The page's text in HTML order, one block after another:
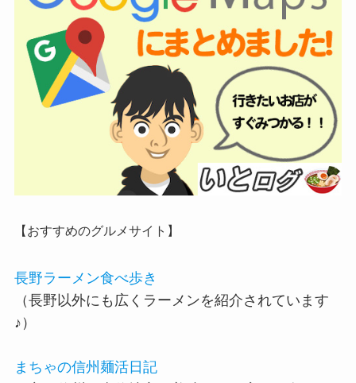
【おすすめのグルメサイト】
長野ラーメン食べ歩き
（長野以外にも広くラーメンを紹介されています
♪）
まちゃの信州麺活日記